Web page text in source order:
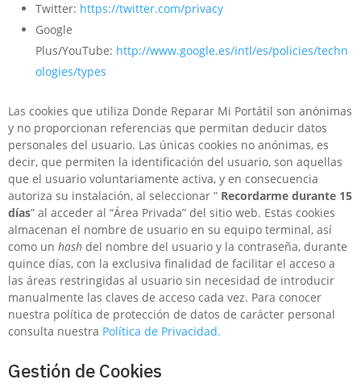
Twitter: https://twitter.com/privacy
Google
Plus/YouTube: http://www.google.es/intl/es/policies/techn
ologies/types
Las cookies que utiliza Donde Reparar Mi Portátil son anónimas
y no proporcionan referencias que permitan deducir datos
personales del usuario. Las únicas cookies no anónimas, es
decir, que permiten la identificación del usuario, son aquellas
que el usuario voluntariamente activa, y en consecuencia
autoriza su instalación, al seleccionar ” Recordarme durante 15
días” al acceder al “Área Privada” del sitio web. Estas cookies
almacenan el nombre de usuario en su equipo terminal, así
como un hash del nombre del usuario y la contraseña, durante
quince días, con la exclusiva finalidad de facilitar el acceso a
las áreas restringidas al usuario sin necesidad de introducir
manualmente las claves de acceso cada vez. Para conocer
nuestra política de protección de datos de carácter personal
consulta nuestra Política de Privacidad.
Gestión de Cookies